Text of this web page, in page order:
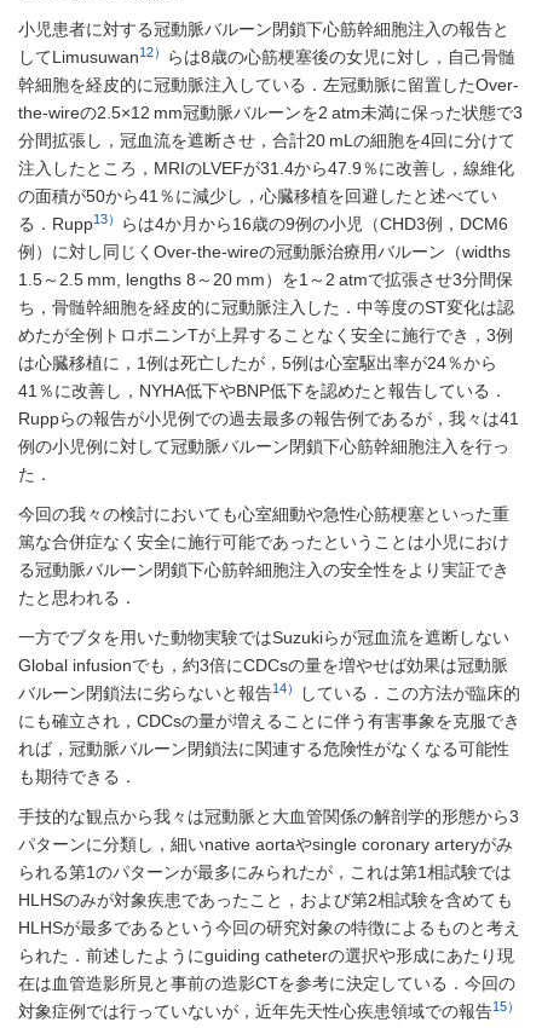
小児患者に対する冠動脈バルーン閉鎖下心筋幹細胞注入の報告と
してLimusuwan12）
らは8歳の心筋梗塞後の女児に対し，自己骨髄
幹細胞を経皮的に冠動脈注入している．左冠動脈に留置したOver-
the-wireの2.5×12 mm冠動脈バルーンを2 atm未満に保った状態で3
分間拡張し，冠血流を遮断させ，合計20 mLの細胞を4回に分けて
注入したところ，MRIのLVEFが31.4から47.9％に改善し，線維化
の面積が50から41％に減少し，心臓移植を回避したと述べてい
る．Rupp13）
らは4か月から16歳の9例の小児（CHD3例，DCM6
例）に対し同じくOver-the-wireの冠動脈治療用バルーン（widths
1.5～2.5 mm, lengths 8～20 mm）を1～2 atmで拡張させ3分間保
ち，骨髄幹細胞を経皮的に冠動脈注入した．中等度のST変化は認
めたが全例トロポニンTが上昇することなく安全に施行でき，3例
は心臓移植に，1例は死亡したが，5例は心室駆出率が24％から
41％に改善し，NYHA低下やBNP低下を認めたと報告している．
Ruppらの報告が小児例での過去最多の報告例であるが，我々は41
例の小児例に対して冠動脈バルーン閉鎖下心筋幹細胞注入を行っ
た．
今回の我々の検討においても心室細動や急性心筋梗塞といった重
篤な合併症なく安全に施行可能であったということは小児におけ
る冠動脈バルーン閉鎖下心筋幹細胞注入の安全性をより実証でき
たと思われる．
一方でブタを用いた動物実験ではSuzukiらが冠血流を遮断しない
Global infusionでも，約3倍にCDCsの量を増やせば効果は冠動脈
バルーン閉鎖法に劣らないと報告14）
している．この方法が臨床的
にも確立され，CDCsの量が増えることに伴う有害事象を克服でき
れば，冠動脈バルーン閉鎖法に関連する危険性がなくなる可能性
も期待できる．
手技的な観点から我々は冠動脈と大血管関係の解剖学的形態から3
パターンに分類し，細いnative aortaやsingle coronary arteryがみ
られる第1のパターンが最多にみられたが，これは第1相試験では
HLHSのみが対象疾患であったこと，および第2相試験を含めても
HLHSが最多であるという今回の研究対象の特徴によるものと考え
られた．前述したようにguiding catheterの選択や形成にあたり現
在は血管造影所見と事前の造影CTを参考に決定している．今回の
対象症例では行っていないが，近年先天性心疾患領域での報告15）